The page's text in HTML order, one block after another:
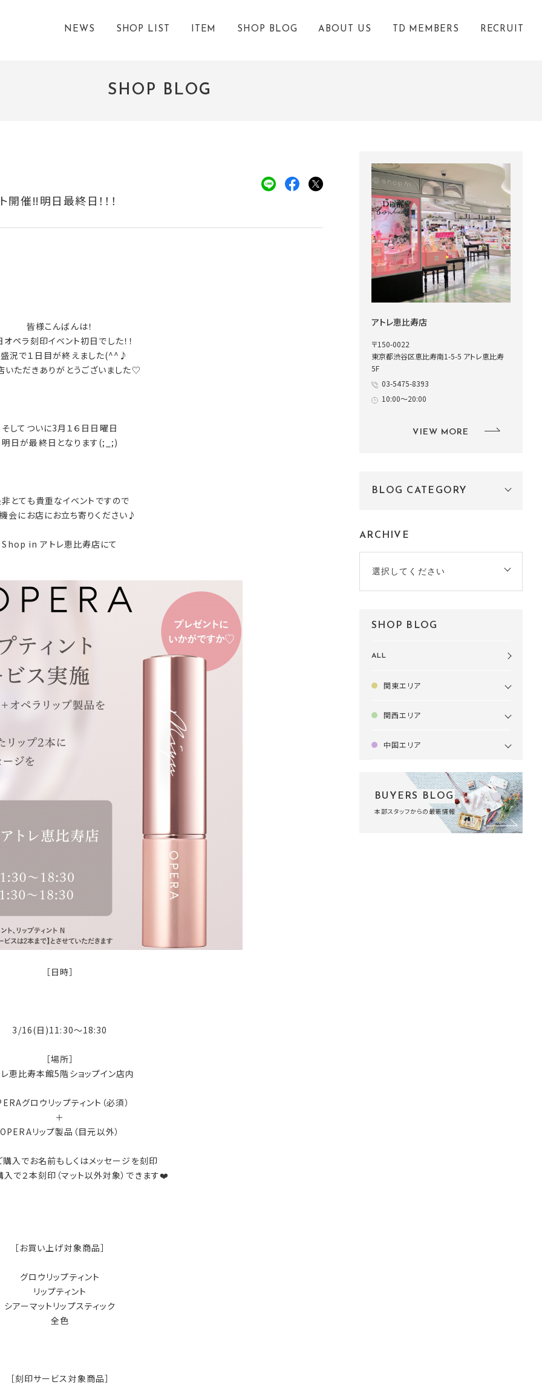
NEWS SHOP LIST ITEM SHOP BLOG ABOUT US TD MEMBERS RECRUIT
SHOP BLOG
催‼︎明日最終日！！！
皆様こんばんは！
ペラ刻印イベント初日でした！！
況で１日目が終えました(^^♪
いただきありがとうございました♡
そしてついに3月１６日日曜日
明日が最終日となります(;_;)
とても貴重なイベントですので
会にお店にお立ち寄りください♪
Shop in アトレ恵比寿店にて
［日時］
3/16(日)11:30〜18:30
［場所］
恵比寿本館5階ショップイン店内
グロウリップティント（必須）
＋
OPERAリップ製品（目元以外）
入でお名前もしくはメッセージを刻印
で２本刻印（マット以外対象）できます❤️
［お買い上げ対象商品］
グロウリップティント
リップティント
シアーマットリップスティック
全色
［刻印サービス対象商品］
アトレ恵比寿店
〒150-0022
東京都渋谷区恵比寿南1-5-5 アトレ恵比寿
5F
03-5475-8393
10:00～20:00
VIEW MORE
BLOG CATEGORY
ARCHIVE
選択してください
SHOP BLOG
ALL
関東エリア
関西エリア
中国エリア
BUYERS BLOG
本部スタッフからの最新情報